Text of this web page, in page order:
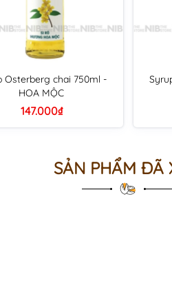
Osterberg chai 750ml -
HOA MỘC
147.000₫
SẢN PHẨM ĐÃ